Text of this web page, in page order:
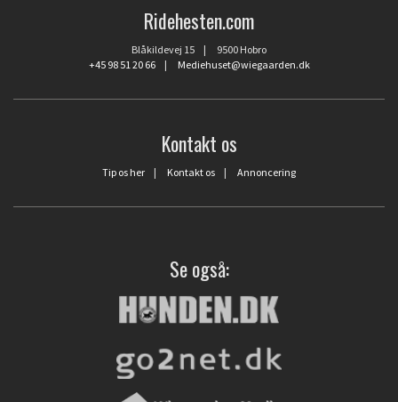
Ridehesten.com
Blåkildevej 15 | 9500 Hobro
+45 98 51 20 66| Mediehuset@wiegaarden.dk
Kontakt os
Tip os her | Kontakt os | Annoncering
Se også: